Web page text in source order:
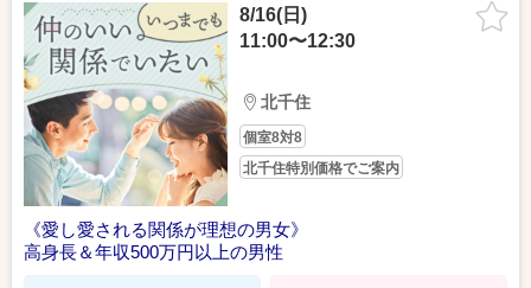
8/16(日)
11:00〜12:30
北千住
個室8対8
北千住特別価格でご案内
《愛し愛される関係が理想の男女》
高身長＆年収500万円以上の男性